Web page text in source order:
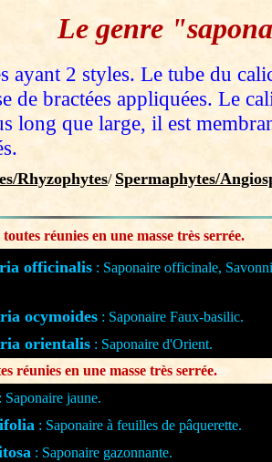
Le genre
ayant 2 styles. Le tube du
de bractées appliquées. Le
long que large, il est
Rhyzophytes/ Spermaphytes/
réunies en une masse très serrée.
officinalis : Saponaire officinale,
ocymoides : Saponaire Faux-basilic.
orientalis : Saponaire d'Orient.
réunies en une masse très serrée.
: Saponaire jaune.
: Saponaire à feuilles de pâquerette.
: Saponaire gazonnante.